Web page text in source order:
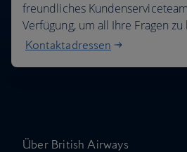
freundliches
Verfügung, um all Ihre Fragen
Kontaktadressen
Über British Airways